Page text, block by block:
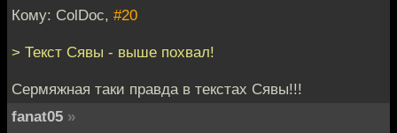
Кому: ColDoc, #20
> Текст Сявы - выше похвал!
Сермяжная таки правда в текстах Сявы!!!
fanat05 »